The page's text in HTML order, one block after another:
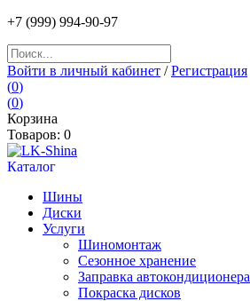
+7 (999) 994-90-97
Войти в личный кабинет /Регистрация
(0)
(0)
Корзина
Товаров: 0
Каталог
Шины
Диски
Услуги
Шиномонтаж
Сезонное хранение
Заправка автокондиционера
Покраска дисков